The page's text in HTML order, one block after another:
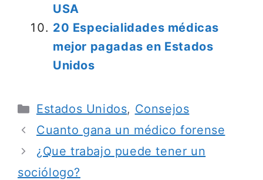
USA
20 Especialidades médicas
mejor pagadas en Estados
Unidos
Categorías
Estados Unidos, Consejos
Cuanto gana un médico forense
¿Que trabajo puede tener un
sociólogo?